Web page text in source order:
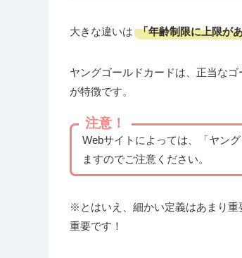
大きな違いは 「年齢制限に上限が
ヤングゴールドカードは、正当な
が特徴です。
注意！
Webサイトによっては、「ヤン
ますのでご注意ください。
※とはいえ、細かい定義はあまり
重要です！